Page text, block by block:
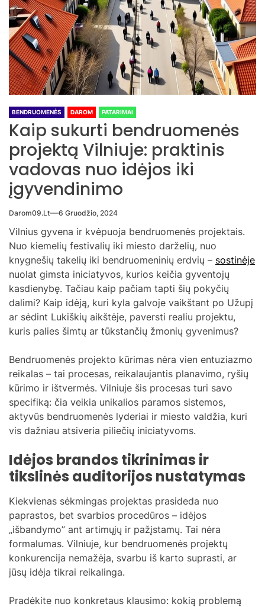
BENDRUOMENĖS DAROM PATARIMAI
Kaip sukurti bendruomenės
projektą Vilniuje: praktinis
vadovas nuo idėjos iki
įgyvendinimo
Darom09.lt 6 Gruodžio, 2024
Vilnius gyvena ir kvėpuoja bendruomenės projektais.
Nuo kiemelių festivalių iki miesto darželių, nuo
knygnešių takelių iki bendruomeninių erdvių – sostinėje
nuolat gimsta iniciatyvos, kurios keičia gyventojų
kasdienybę. Tačiau kaip pačiam tapti šių pokyčių
dalimi? Kaip idėją, kuri kyla galvoje vaikštant po Užupį
ar sėdint Lukiškių aikštėje, paversti realiu projektu,
kuris palies šimtų ar tūkstančių žmonių gyvenimus?
Bendruomenės projekto kūrimas nėra vien entuziazmo
reikalas – tai procesas, reikalaujantis planavimo, ryšių
kūrimo ir ištvermės. Vilniuje šis procesas turi savo
specifiką: čia veikia unikalios paramos sistemos,
aktyvūs bendruomenės lyderiai ir miesto valdžia, kuri
vis dažniau atsiveria piliečių iniciatyvoms.
Idėjos brandos tikrinimas ir
tikslinės auditorijos nustatymas
Kiekvienas sėkmingas projektas prasideda nuo
paprastos, bet svarbios procedūros – idėjos
„išbandymo” ant artimųjų ir pažįstamų. Tai nėra
formalumas. Vilniuje, kur bendruomenės projektų
konkurencija nemažėja, svarbu iš karto suprasti, ar
jūsų idėja tikrai reikalinga.
Pradėkite nuo konkretaus klausimo: kokią problemą